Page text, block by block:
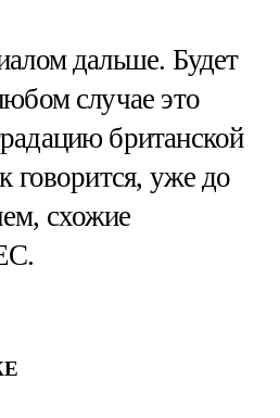
дальше. Будет
случае это
британской
говорится, уже до
схожие